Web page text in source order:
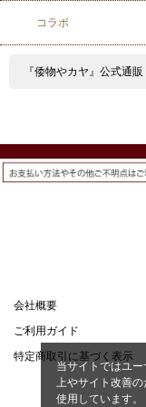
コラボ
『倭物やカヤ』公式通販
会社概要
ご利用ガイド
特定商取引に基づく表示
当サイトではユ
上やサイト改善
使用しています。